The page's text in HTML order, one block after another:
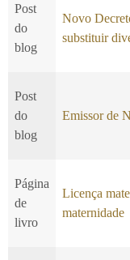
Post
do
blog
Novo
substituir
Post
do
blog
Emissor de
Página
de
livro
Licença
maternidade